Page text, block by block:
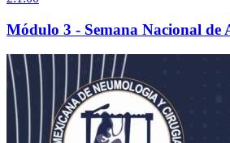
Módulo 3 - Semana Nacional de